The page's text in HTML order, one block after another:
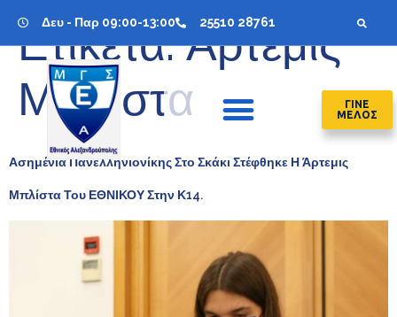
Δευ - Παρ 09:00-13:00 25510 28761
ΓΙΝΕ
ΜΕΛΟΣ
Ετικέτα:Άρτεμις
Μπλίστα
Ασημένια Πανελληνιονίκης Στο Σκάκι Στέφθηκε Η Άρτεμις
Μπλίστα Του ΕΘΝΙΚΟΥ Στην Κ14.